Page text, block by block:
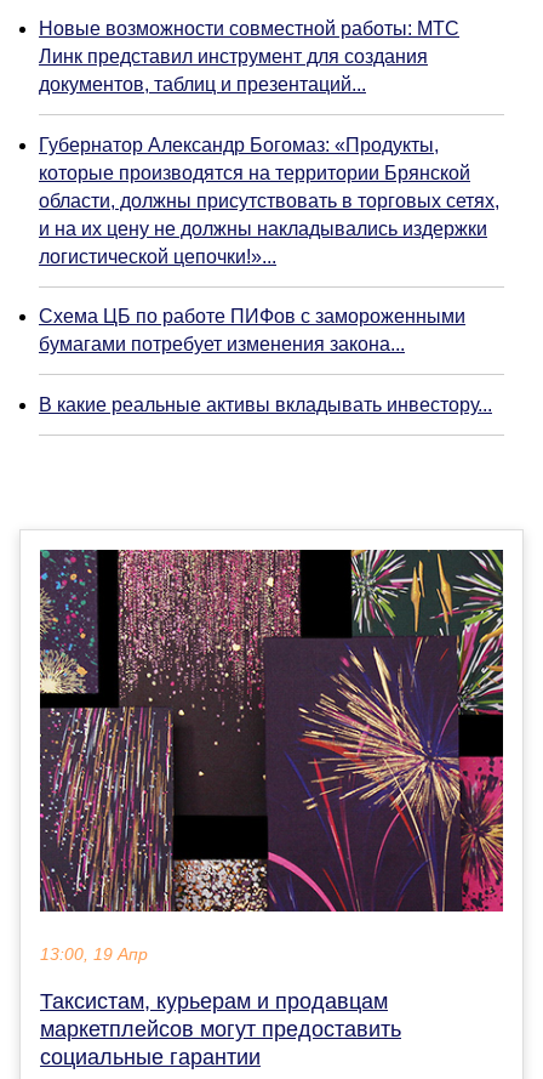
Новые возможности совместной работы: МТС
Линк представил инструмент для создания
документов, таблиц и презентаций...
Губернатор Александр Богомаз: «Продукты,
которые производятся на территории Брянской
области, должны присутствовать в торговых сетях,
и на их цену не должны накладывались издержки
логистической цепочки!»...
Схема ЦБ по работе ПИФов с замороженными
бумагами потребует изменения закона...
В какие реальные активы вкладывать инвестору...
13:00, 19 Апр
Таксистам, курьерам и продавцам
маркетплейсов могут предоставить
социальные гарантии